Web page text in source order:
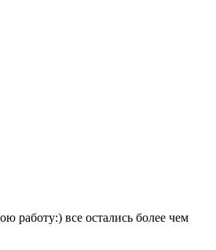
работу:) все остались более чем